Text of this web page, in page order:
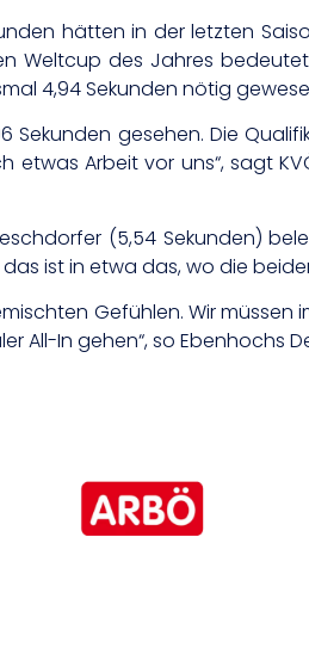
hätten in der letzten
Weltcup des Jahres
4,94 Sekunden nötig
gesehen. Die
Arbeit vor uns“, sagt
(5,54 Sekunden)
ist in etwa das, wo die
Gefühlen. Wir müssen
All-In gehen“, so Ebenhochs